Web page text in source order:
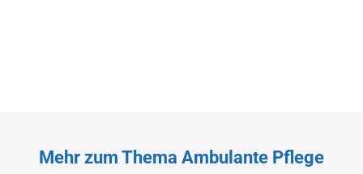
Mehr zum Thema Ambulante Pflege